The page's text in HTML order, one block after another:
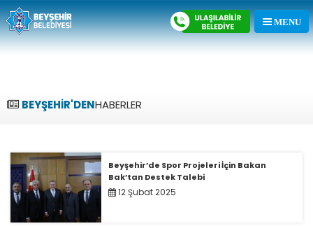
BEYŞEHİR'DENHABERLER
Beyşehir’de Spor Projeleri İçin Bakan
Bak’tan Destek Talebi
12 Şubat 2025